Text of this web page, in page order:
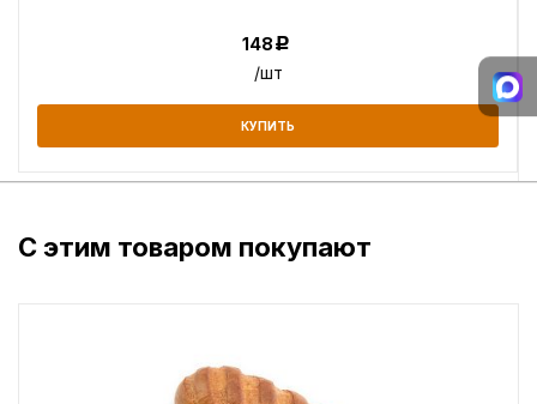
148Р
/шт
КУПИТЬ
С этим товаром покупают